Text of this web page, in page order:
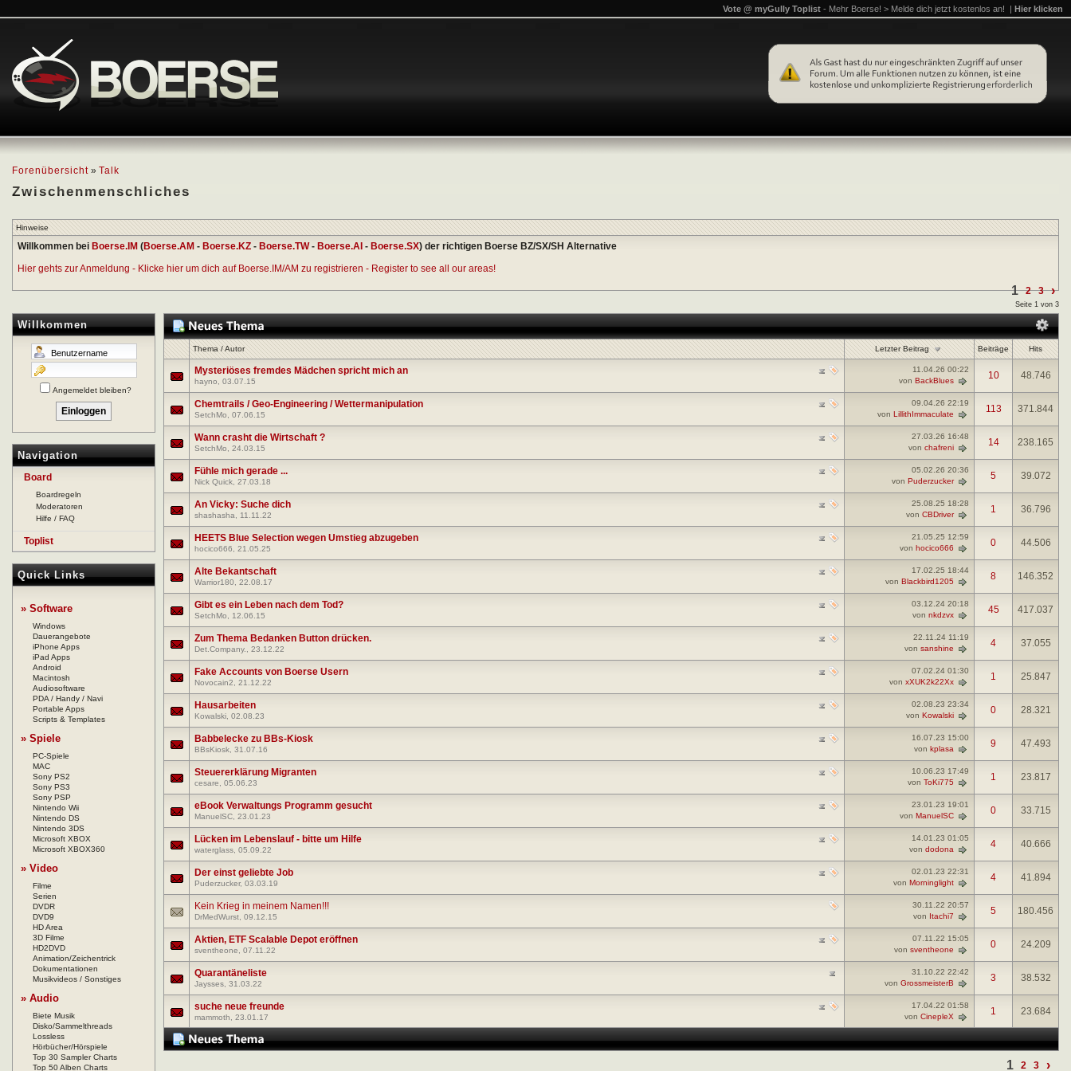
Forenübersicht » Talk
Zwischenmenschliches
Vote @ myGully Toplist - Mehr Boerse! > Melde dich jetzt kostenlos an! | Hier klicken
Hinweise
Willkommen bei Boerse.IM (Boerse.AM - Boerse.KZ - Boerse.TW- Boerse.AI - Boerse.SX) der richtigen Boerse BZ/SX/SH Alternative
Hier gehts zur Anmeldung - Klicke hier um dich auf Boerse.IM/AM zu registrieren - Register to see all our areas!
Willkommen
Angemeldet bleiben?
Navigation
Board
Boardregeln
Moderatoren
Hilfe / FAQ
Toplist
Quick Links
» Software
Windows
Dauerangebote
iPhone Apps
iPad Apps
Android
Macintosh
Audiosoftware
PDA / Handy / Navi
Portable Apps
Scripts & Templates
» Spiele
PC-Spiele
MAC
Sony PS2
Sony PS3
Sony PSP
Nintendo Wii
Nintendo DS
Nintendo 3DS
Microsoft XBOX
Microsoft XBOX360
» Video
Filme
Serien
DVDR
DVD9
HD Area
3D Filme
HD2DVD
Animation/Zeichentrick
Dokumentationen
Musikvideos / Sonstiges
» Audio
Biete Musik
Disko/Sammelthreads
Lossless
Hörbücher/Hörspiele
Top 30 Sampler Charts
Top 50 Alben Charts
1 2 3 ›
Seite 1 von 3
Thema/Autor Letzter Beitrag Beiträge Hits
Mysteriöses fremdes Mädchen spricht mich an
hayno, 03.07.15
11.04.26 00:22
von BackBlues 10 48.746
Chemtrails / Geo-Engineering / Wettermanipulation
SetchMo, 07.06.15
09.04.26 22:19
von LillithImmaculate 113 371.844
Wann crasht die Wirtschaft ?
SetchMo, 24.03.15
27.03.26 16:48
von chafreni 14 238.165
Fühle mich gerade ...
Nick Quick, 27.03.18
05.02.26 20:36
von Puderzucker 5 39.072
An Vicky: Suche dich
shashasha, 11.11.22
25.08.25 18:28
von CBDriver 1 36.796
HEETS Blue Selection wegen Umstieg abzugeben
hocico666, 21.05.25
21.05.25 12:59
von hocico666 0 44.506
Alte Bekantschaft
Warrior180, 22.08.17
17.02.25 18:44
von Blackbird1205 8 146.352
Gibt es ein Leben nach dem Tod?
SetchMo, 12.06.15
03.12.24 20:18
von nkdzvx 45 417.037
Zum Thema Bedanken Button drücken.
Det.Company., 23.12.22
22.11.24 11:19
von sanshine 4 37.055
Fake Accounts von Boerse Usern
Novocain2, 21.12.22
07.02.24 01:30
von xXUK2k22Xx 1 25.847
Hausarbeiten
Kowalski, 02.08.23
02.08.23 23:34
von Kowalski 0 28.321
Babbelecke zu BBs-Kiosk
BBsKiosk, 31.07.16
16.07.23 15:00
von kplasa 9 47.493
Steuererklärung Migranten
cesare, 05.06.23
10.06.23 17:49
von ToKi775 1 23.817
eBook Verwaltungs Programm gesucht
ManuelSC, 23.01.23
23.01.23 19:01
von ManuelSC 0 33.715
Lücken im Lebenslauf - bitte um Hilfe
waterglass, 05.09.22
14.01.23 01:05
von dodona 4 40.666
Der einst geliebte Job
Puderzucker, 03.03.19
02.01.23 22:31
von Morninglight 4 41.894
Kein Krieg in meinem Namen!!!
DrMedWurst, 09.12.15
30.11.22 20:57
von Itachi7 5 180.456
Aktien, ETF Scalable Depot eröffnen
sventheone, 07.11.22
07.11.22 15:05
von sventheone 0 24.209
Quarantäneliste
Jaysses, 31.03.22
31.10.22 22:42
von GrossmeisterB 3 38.532
suche neue freunde
mammoth, 23.01.17
17.04.22 01:58
von CinepleX 1 23.684
1 2 3 ›